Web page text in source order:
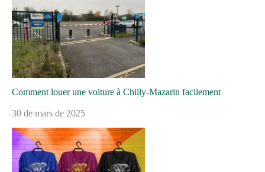
Comment louer une voiture à Chilly-Mazarin facilement
30 de mars de 2025